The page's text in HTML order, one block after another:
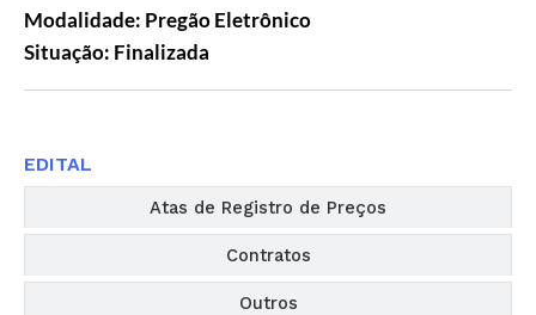
Modalidade: Pregão Eletrônico
Situação: Finalizada
Atas de Registro de Preços
Contratos
Outros
EDITAL